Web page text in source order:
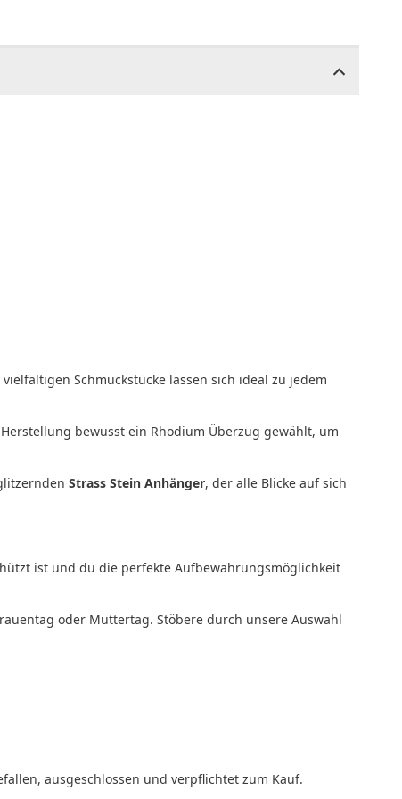
Schmuckstücke lassen sich ideal zu jedem
bewusst ein Rhodium Überzug gewählt, um
Strass Stein Anhänger, der alle Blicke auf sich
ist und du die perfekte Aufbewahrungsmöglichkeit
oder Muttertag. Stöbere durch unsere Auswahl
ausgeschlossen und verpflichtet zum Kauf.